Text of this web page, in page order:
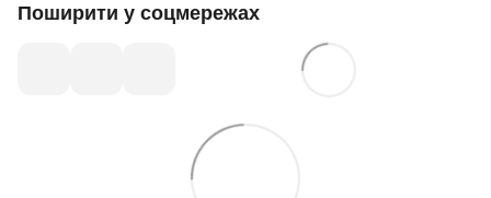
Поширити у соцмережах